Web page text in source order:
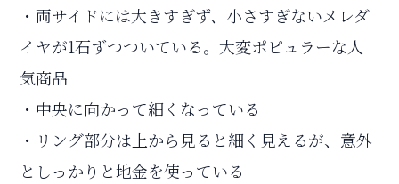
・両サイドには大きすぎず、小さすぎないメレダ
イヤが1石ずつついている。大変ポピュラーな人
気商品
・中央に向かって細くなっている
・リング部分は上から見ると細く見えるが、意外
としっかりと地金を使っている